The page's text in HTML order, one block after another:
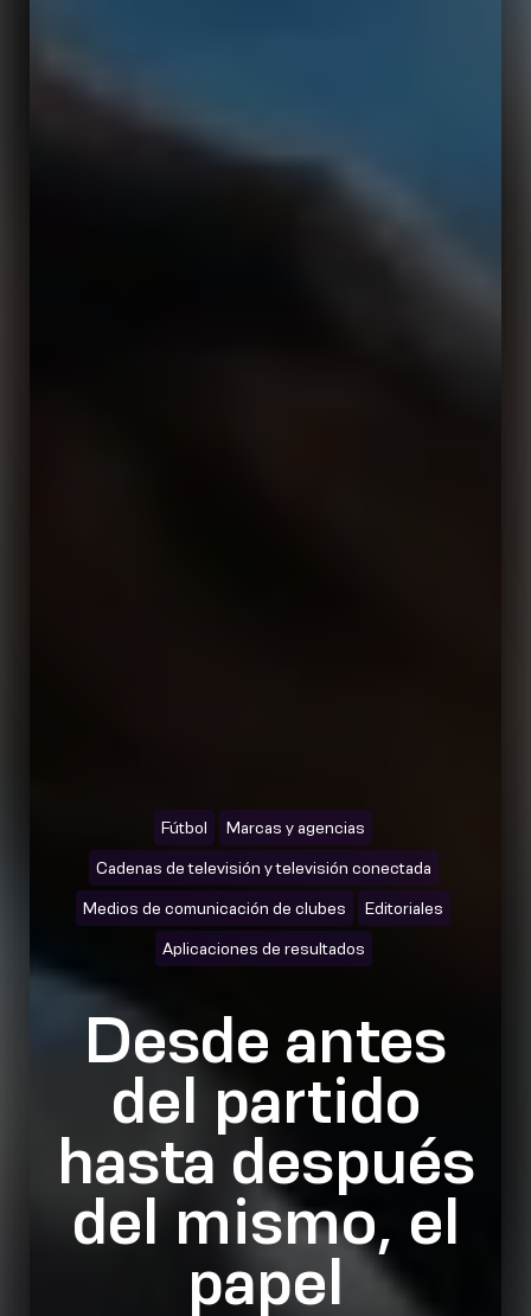
Fútbol Marcas y agencias
Cadenas de televisión y televisión conectada
Medios de comunicación de clubes Editoriales
Aplicaciones de resultados
Desde antes
del partido
hasta después
del mismo, el
papel